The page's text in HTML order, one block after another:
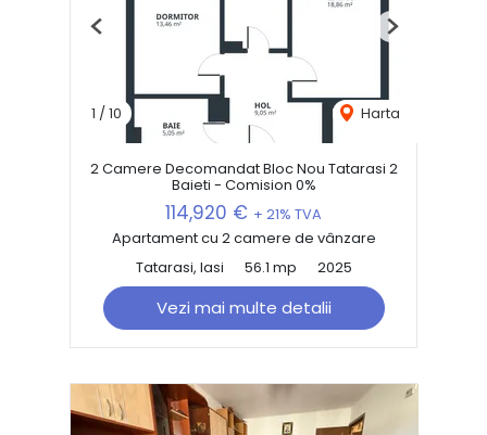
1 /10 Harta
Previous Next
2 Camere Decomandat Bloc Nou Tatarasi 2
Baieti - Comision 0%
114,920 € + 21% TVA
Apartament cu 2 camere de vânzare
Tatarasi, Iasi
56.1 mp 2025
Vezi mai multe detalii